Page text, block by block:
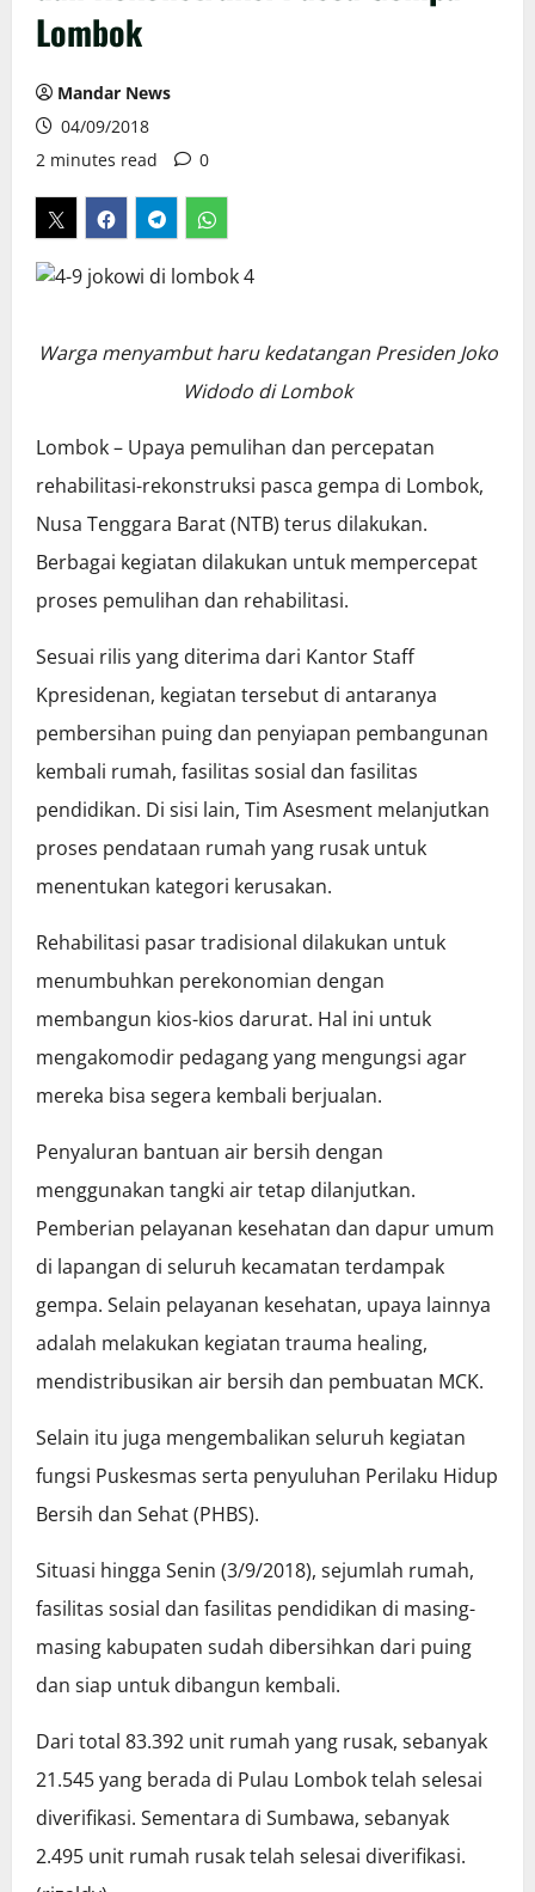
Lombok
Mandar News
04/09/2018
2 minutes read
0
Warga menyambut haru kedatangan Presiden Joko
Widodo di Lombok
Lombok – Upaya pemulihan dan percepatan
rehabilitasi-rekonstruksi pasca gempa di Lombok,
Nusa Tenggara Barat (NTB) terus dilakukan.
Berbagai kegiatan dilakukan untuk mempercepat
proses pemulihan dan rehabilitasi.
Sesuai rilis yang diterima dari Kantor Staff
Kpresidenan, kegiatan tersebut di antaranya
pembersihan puing dan penyiapan pembangunan
kembali rumah, fasilitas sosial dan fasilitas
pendidikan. Di sisi lain, Tim Asesment melanjutkan
proses pendataan rumah yang rusak untuk
menentukan kategori kerusakan.
Rehabilitasi pasar tradisional dilakukan untuk
menumbuhkan perekonomian dengan
membangun kios-kios darurat. Hal ini untuk
mengakomodir pedagang yang mengungsi agar
mereka bisa segera kembali berjualan.
Penyaluran bantuan air bersih dengan
menggunakan tangki air tetap dilanjutkan.
Pemberian pelayanan kesehatan dan dapur umum
di lapangan di seluruh kecamatan terdampak
gempa. Selain pelayanan kesehatan, upaya lainnya
adalah melakukan kegiatan trauma healing,
mendistribusikan air bersih dan pembuatan MCK.
Selain itu juga mengembalikan seluruh kegiatan
fungsi Puskesmas serta penyuluhan Perilaku Hidup
Bersih dan Sehat (PHBS).
Situasi hingga Senin (3/9/2018), sejumlah rumah,
fasilitas sosial dan fasilitas pendidikan di masing-
masing kabupaten sudah dibersihkan dari puing
dan siap untuk dibangun kembali.
Dari total 83.392 unit rumah yang rusak, sebanyak
21.545 yang berada di Pulau Lombok telah selesai
diverifikasi. Sementara di Sumbawa, sebanyak
2.495 unit rumah rusak telah selesai diverifikasi.